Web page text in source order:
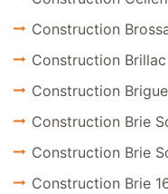
Construction
Construction
Construction
Construction Brie
Construction Brie
Construction Brie